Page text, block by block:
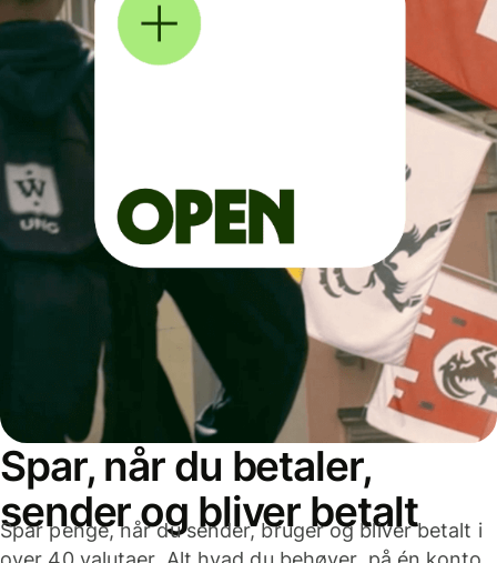
Spar, når du betaler,
sender og bliver betalt
Spar penge, når du sender, bruger og bliver betalt i